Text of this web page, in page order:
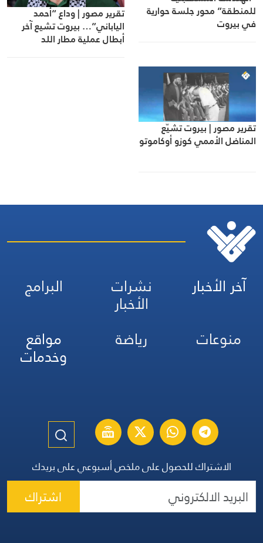
للمنطقة” محور جلسة حوارية
في بيروت
تقرير مصور | وداع “أحمد
الياباني”… بيروت تشيع آخر
أبطال عملية مطار اللد
تقرير مصور | بيروت تشيّع
المناضل الأممي كوزو أوكاموتو
آخر الأخبار نشرات
الأخبار
البرامج
منوعات
رياضة مواقع
وخدمات
الاشتراك للحصول على ملخص أسبوعي على بريدك
اشتراك